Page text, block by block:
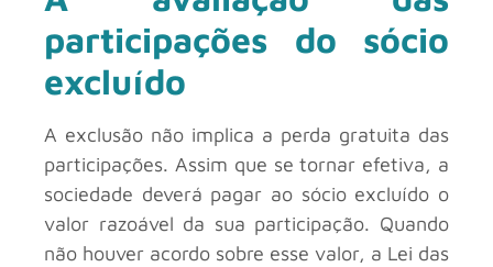
participações do sócio
excluído
A exclusão não implica a perda gratuita das
participações. Assim que se tornar efetiva, a
sociedade deverá pagar ao sócio excluído o
valor razoável da sua participação. Quando
não houver acordo sobre esse valor, a Lei das